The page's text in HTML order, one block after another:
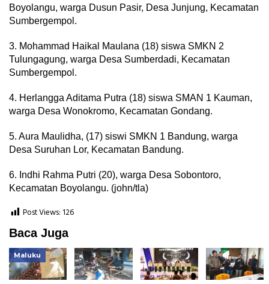
Boyolangu, warga Dusun Pasir, Desa Junjung, Kecamatan
Sumbergempol.
3. Mohammad Haikal Maulana (18) siswa SMKN 2
Tulungagung, warga Desa Sumberdadi, Kecamatan
Sumbergempol.
4. Herlangga Aditama Putra (18) siswa SMAN 1 Kauman,
warga Desa Wonokromo, Kecamatan Gondang.
5. Aura Maulidha, (17) siswi SMKN 1 Bandung, warga
Desa Suruhan Lor, Kecamatan Bandung.
6. Indhi Rahma Putri (20), warga Desa Sobontoro,
Kecamatan Boyolangu. (john/tla)
Post Views: 126
Baca Juga
Maluku